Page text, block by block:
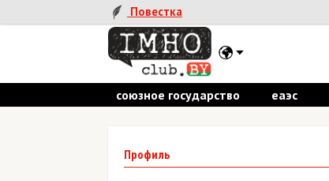
Повестка
союзное государство еаэс
Профиль